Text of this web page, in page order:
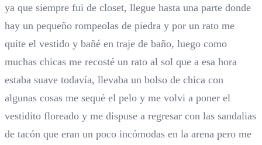
ya que siempre fui de closet, llegue hasta una parte donde
hay un pequeño rompeolas de piedra y por un rato me
quite el vestido y bañé en traje de baño, luego como
muchas chicas me recosté un rato al sol que a esa hora
estaba suave todavía, llevaba un bolso de chica con
algunas cosas me sequé el pelo y me volvi a poner el
vestidito floreado y me dispuse a regresar con las sandalias
de tacón que eran un poco incómodas en la arena pero me